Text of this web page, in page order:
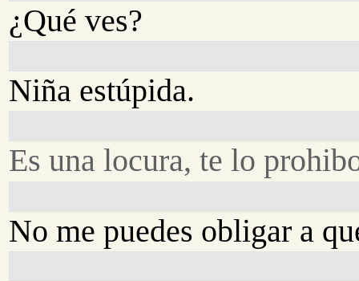
¿Qué ves?
Niña estúpida.
Es una locura, te lo
No me puedes obligar a